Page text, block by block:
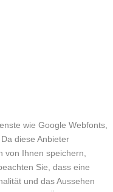
wie Google Webfonts,
diese Anbieter
von Ihnen speichern,
Sie, dass eine
und das Aussehen